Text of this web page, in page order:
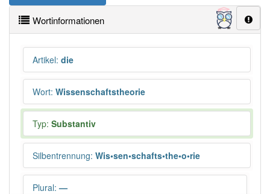
Wortinformationen
Artikel: die
Wort: Wissenschaftstheorie
Typ: Substantiv
Silbentrennung: Wis•sen•schafts•the•o•rie
Plural: —